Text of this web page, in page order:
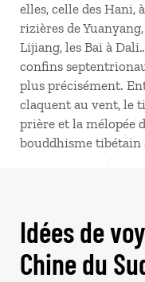
elles, celle des Hani,
rizières de
Lijiang, les Bai à
confins
plus précisément.
claquent au vent, le
prière et la mélopée
bouddhisme tibétain
Idées de
Chine du